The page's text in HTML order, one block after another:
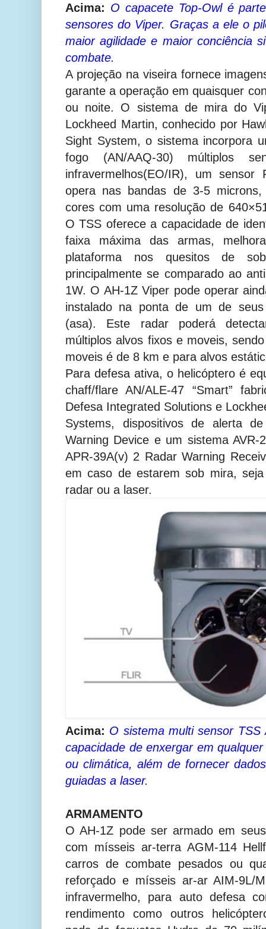
Acima: O capacete Top-Owl é
sensores do Viper. Graças a ele o
maior agilidade e maior conciência
combate.
A projeção na viseira fornece
garante a operação em quaisquer
ou noite. O sistema de mira do
Lockheed Martin, conhecido por
Sight System, o sistema incorpora
fogo (AN/AAQ-30) múltiplos
infravermelhos(EO/IR), um
opera nas bandas de 3-5
cores com uma resolução de
O TSS oferece a capacidade de
faixa máxima das armas,
plataforma nos quesitos de
principalmente se comparado ao
1W. O AH-1Z Viper pode operar
instalado na ponta de um de
(asa). Este radar poderá
múltiplos alvos fixos e moveis,
moveis é de 8 km e para alvos
Para defesa ativa, o helicóptero é
chaff/flare AN/ALE-47 “Smart”
Defesa Integrated Solutions e
Systems, dispositivos de alerta
Warning Device e um sistema AVR-
APR-39A(v) 2 Radar Warning
em caso de estarem sob mira,
radar ou a laser.
Acima: O sistema multi sensor TSS
capacidade de enxergar em
ou climática, além de fornecer
guiadas a laser.
ARMAMENTO
O AH-1Z pode ser armado em
com mísseis ar-terra AGM-114
carros de combate pesados ou
reforçado e mísseis ar-ar AIM-9L/
infravermelho, para auto defesa
rendimento como outros